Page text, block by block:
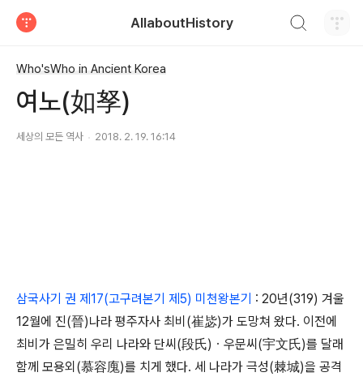
AllaboutHistory
Who'sWho in Ancient Korea
여노(如孥)
세상의 모든 역사 2018. 2. 19. 16:14
삼국사기 권 제17(고구려본기 제5) 미천왕본기 : 20년(319) 겨울
12월에 진(晉)나라 평주자사 최비(崔毖)가 도망쳐 왔다. 이전에
최비가 은밀히 우리 나라와 단씨(段氏)ㆍ우문씨(宇文氏)를 달래
함께 모용외(慕容廆)를 치게 했다. 세 나라가 극성(棘城)을 공격